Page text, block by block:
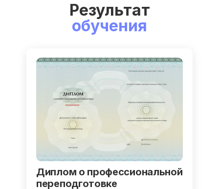
Диплом о профессиональной
переподготовке
Результат
обучения